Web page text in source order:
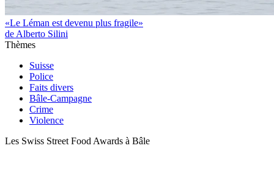
«Le Léman est devenu plus fragile»
de Alberto Silini
Thèmes
Suisse
Police
Faits divers
Bâle-Campagne
Crime
Violence
Les Swiss Street Food Awards à Bâle